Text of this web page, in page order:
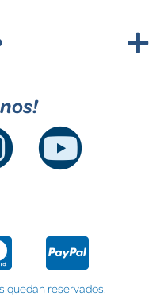
quedan reservados.